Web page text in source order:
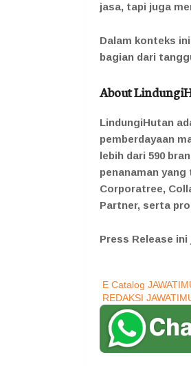
jasa, tapi juga
Dalam konteks
bagian dari
About
LindungiHutan
pemberdayaan
lebih dari 590
penanaman
Corporatree,
Partner, serta
Press Release
E Catalog
REDAKSI